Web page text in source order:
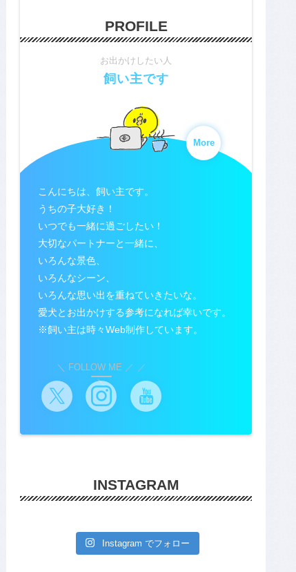
PROFILE
お出かけしたい人
飼い主です
More
こんにちは、飼い主です。
うちの子大好き！
いつでも一緒に過ごしたい！
大切なパートナーと一緒に、
いろんな景色、
いろんなシーン、
いろんな思い出を重ねていきたいな。
愛犬とお出かけする参考になれば幸いです。
※飼い主は時々Web制作しています。
＼ FOLLOW ME ／
INSTAGRAM
Instagram でフォロー